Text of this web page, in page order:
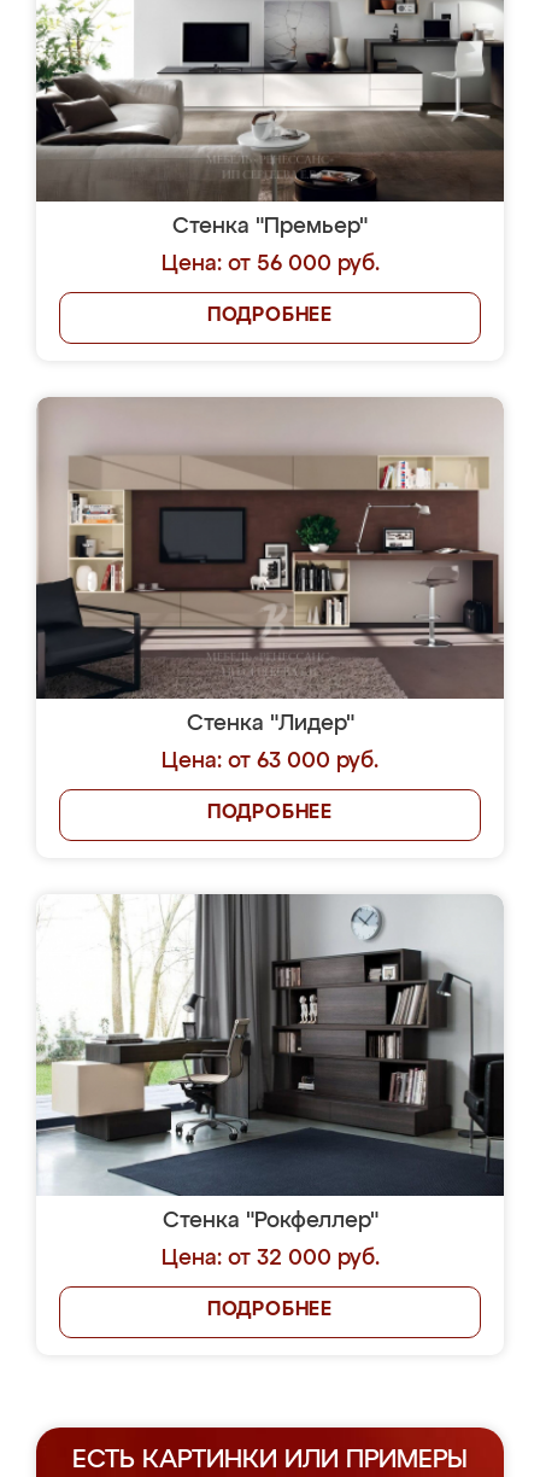
Стенка "Премьер"
Цена: от 56 000 руб.
ПОДРОБНЕЕ
Стенка "Лидер"
Цена: от 63 000 руб.
ПОДРОБНЕЕ
Стенка "Рокфеллер"
Цена: от 32 000 руб.
ПОДРОБНЕЕ
ЕСТЬ КАРТИНКИ ИЛИ ПРИМЕРЫ